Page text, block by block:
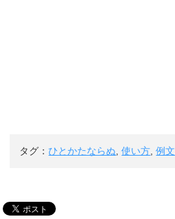
タグ：ひとかたならぬ,使い方,例文